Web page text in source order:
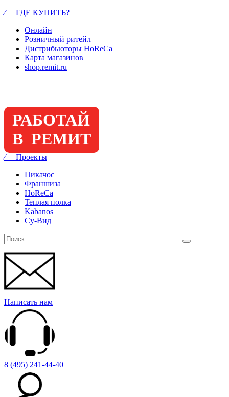
⁄ ГДЕ КУПИТЬ?
Онлайн
Розничный ритейл
Дистрибьюторы HoReCa
Карта магазинов
shop.remit.ru
РАБОТАЙ
В РЕМИТ
⁄ Проекты
Пикачос
Франшиза
HoReCa
Теплая полка
Kabanos
Су-Вид
Написать нам
8 (495) 241-44-40